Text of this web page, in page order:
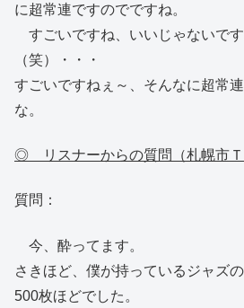
に超常連ですのでですね。
すごいですね、いいじゃないで
（笑）・・・
すごいですねぇ～、そんなに超常
な。
◎ リスナーからの質問（札幌市Ｔ
質問：
今、酔ってます。
さきほど、僕が持っているジャズ
500枚ほどでした。